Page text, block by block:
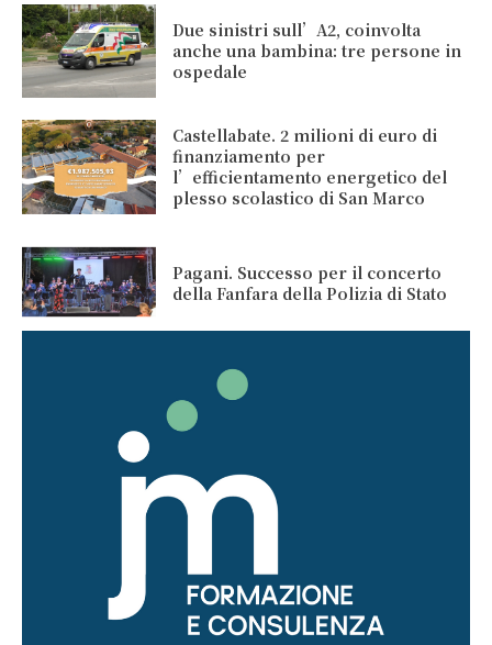
Due sinistri sull’A2, coinvolta
anche una bambina: tre persone in
ospedale
Castellabate. 2 milioni di euro di
finanziamento per
l’efficientamento energetico del
plesso scolastico di San Marco
Pagani. Successo per il concerto
della Fanfara della Polizia di Stato